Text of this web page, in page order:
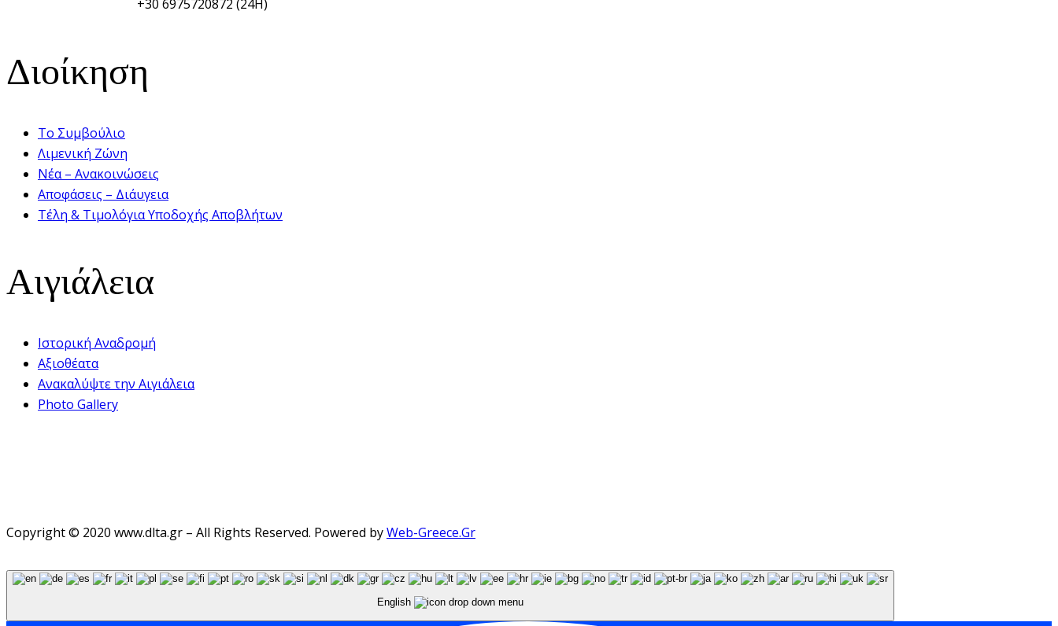
+30 6975720872 (24H)
Διοίκηση
Το Συμβούλιο
Λιμενική Ζώνη
Νέα – Ανακοινώσεις
Αποφάσεις – Διάυγεια
Τέλη & Τιμολόγια Υποδοχής Αποβλήτων
Αιγιάλεια
Ιστορική Αναδρομή
Αξιοθέατα
Ανακαλύψτε την Αιγιάλεια
Photo Gallery
Copyright © 2020 www.dlta.gr – All Rights Reserved. Powered byWeb-Greece.Gr
English